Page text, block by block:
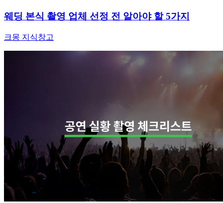
웨딩 본식 촬영 업체 선정 전 알아야 할 5가지
크몽 지식창고